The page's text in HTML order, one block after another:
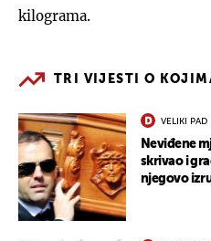
kilograma.
TRI VIJESTI O
VELIKI PAD
Neviđene
skrivao i
njegovo